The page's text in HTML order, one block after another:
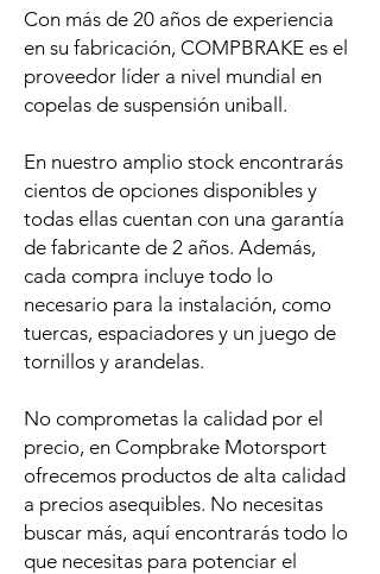
Con más de 20 años de experiencia
en su fabricación, COMPBRAKE es el
proveedor líder a nivel mundial en
copelas de suspensión uniball.
En nuestro amplio stock encontrarás
cientos de opciones disponibles y
todas ellas cuentan con una garantía
de fabricante de 2 años. Además,
cada compra incluye todo lo
necesario para la instalación, como
tuercas, espaciadores y un juego de
tornillos y arandelas.
No comprometas la calidad por el
precio, en Compbrake Motorsport
ofrecemos productos de alta calidad
a precios asequibles. No necesitas
buscar más, aquí encontrarás todo lo
que necesitas para potenciar el